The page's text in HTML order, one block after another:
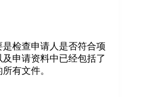
检查申请人是否符合项
申请资料中已经包括了
有文件。